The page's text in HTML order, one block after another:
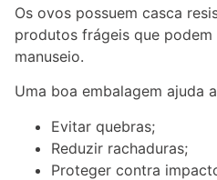
Os ovos possuem casca
produtos frágeis que
manuseio.
Uma boa embalagem ajuda
Evitar quebras;
Reduzir rachaduras;
Proteger contra